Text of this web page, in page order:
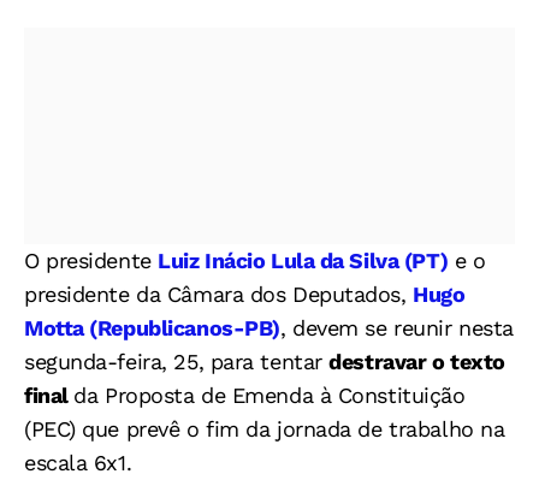
O presidente Luiz Inácio Lula da Silva (PT) e o
presidente da Câmara dos Deputados, Hugo
Motta (Republicanos-PB), devem se reunir nesta
segunda-feira, 25, para tentardestravar o texto
final da Proposta de Emenda à Constituição
(PEC) que prevê o fim da jornada de trabalho na
escala 6x1.